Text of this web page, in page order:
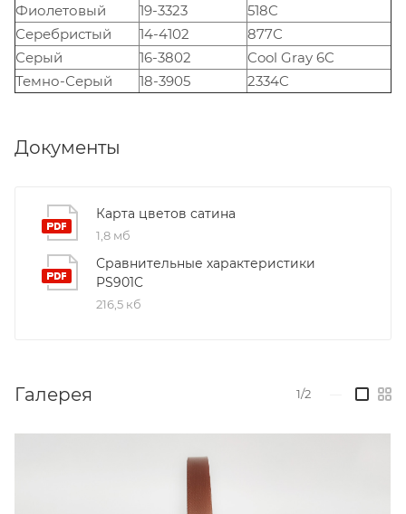
Фиолетовый
19-3323
518C
Серебристый
14-4102
877С
Серый
16-3802
Cool Gray 6C
Темно-Серый
18-3905 2334C
Документы
Карта цветов сатина
1,8 мб
Сравнительные характеристики
PS901C
216,5 кб
Галерея 1/2